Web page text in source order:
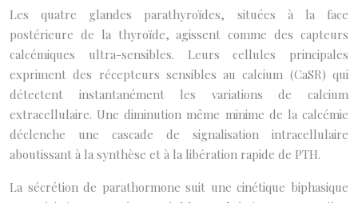
Les quatre glandes parathyroïdes, situées à la face
postérieure de la thyroïde, agissent comme des capteurs
calcémiques ultra-sensibles. Leurs cellules principales
expriment des récepteurs sensibles au calcium (CaSR) qui
détectent instantanément les variations de calcium
extracellulaire. Une diminution même minime de la calcémie
déclenche une cascade de signalisation intracellulaire
aboutissant à la synthèse et à la libération rapide de PTH.
La sécrétion de parathormone suit une cinétique biphasique